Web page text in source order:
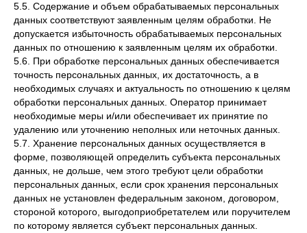
5.5. Содержание и объем обрабатываемых персональных
данных соответствуют заявленным целям обработки. Не
допускается избыточность обрабатываемых персональных
данных по отношению к заявленным целям их обработки.
5.6. При обработке персональных данных обеспечивается
точность персональных данных, их достаточность, а в
необходимых случаях и актуальность по отношению к целям
обработки персональных данных. Оператор принимает
необходимые меры и/или обеспечивает их принятие по
удалению или уточнению неполных или неточных данных.
5.7. Хранение персональных данных осуществляется в
форме, позволяющей определить субъекта персональных
данных, не дольше, чем этого требуют цели обработки
персональных данных, если срок хранения персональных
данных не установлен федеральным законом, договором,
стороной которого, выгодоприобретателем или поручителем
по которому является субъект персональных данных.